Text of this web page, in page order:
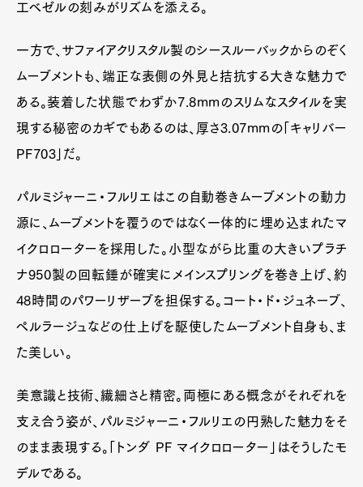
工ベゼルの刻みがリズムを添える。
一方で、サファイアクリスタル製のシースルーバックからのぞく
ムーブメントも、端正な表側の外見と拮抗する大きな魅力で
ある。装着した状態でわずか7.8mmのスリムなスタイルを実
現する秘密のカギでもあるのは、厚さ3.07mmの「キャリバー
PF703」だ。
パルミジャーニ・フルリエはこの自動巻きムーブメントの動力
源に、ムーブメントを覆うのではなく一体的に埋め込まれたマ
イクロローターを採用した。小型ながら比重の大きいプラチ
ナ950製の回転錘が確実にメインスプリングを巻き上げ、約
48時間のパワーリザーブを担保する。コート・ド・ジュネーブ、
ペルラージュなどの仕上げを駆使したムーブメント自身も、ま
た美しい。
美意識と技術、繊細さと精密。両極にある概念がそれぞれを
支え合う姿が、パルミジャーニ・フルリエの円熟した魅力をそ
のまま表現する。「トンダ PF マイクロローター」はそうしたモ
デルである。